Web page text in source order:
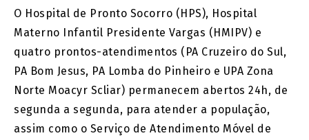
O Hospital de Pronto Socorro (HPS), Hospital
Materno Infantil Presidente Vargas (HMIPV) e
quatro prontos-atendimentos (PA Cruzeiro do Sul,
PA Bom Jesus, PA Lomba do Pinheiro e UPA Zona
Norte Moacyr Scliar) permanecem abertos 24h, de
segunda a segunda, para atender a população,
assim como o Serviço de Atendimento Móvel de